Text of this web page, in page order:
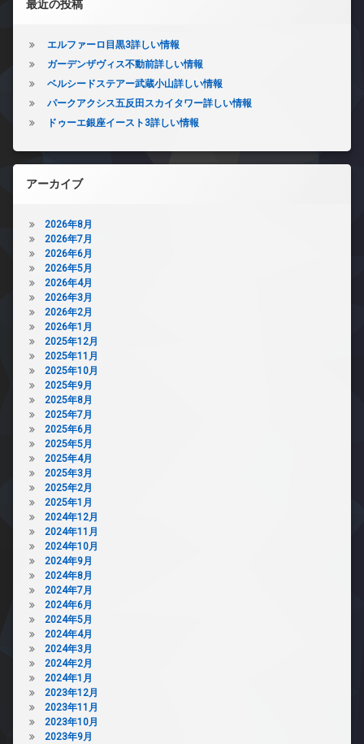
最近の投稿
エルファーロ目黒3詳しい情報
ガーデンザヴィス不動前詳しい情報
ベルシードステアー武蔵小山詳しい情報
パークアクシス五反田スカイタワー詳しい情報
ドゥーエ銀座イースト3詳しい情報
アーカイブ
2026年8月
2026年7月
2026年6月
2026年5月
2026年4月
2026年3月
2026年2月
2026年1月
2025年12月
2025年11月
2025年10月
2025年9月
2025年8月
2025年7月
2025年6月
2025年5月
2025年4月
2025年3月
2025年2月
2025年1月
2024年12月
2024年11月
2024年10月
2024年9月
2024年8月
2024年7月
2024年6月
2024年5月
2024年4月
2024年3月
2024年2月
2024年1月
2023年12月
2023年11月
2023年10月
2023年9月